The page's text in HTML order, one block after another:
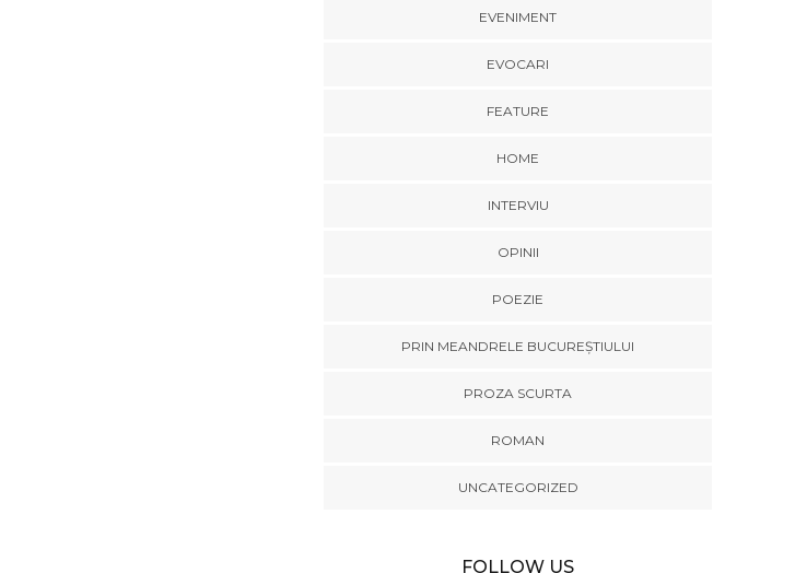
EVENIMENT
EVOCARI
FEATURE
HOME
INTERVIU
OPINII
POEZIE
PRIN MEANDRELE BUCUREȘTIULUI
PROZA SCURTA
ROMAN
UNCATEGORIZED
FOLLOW US